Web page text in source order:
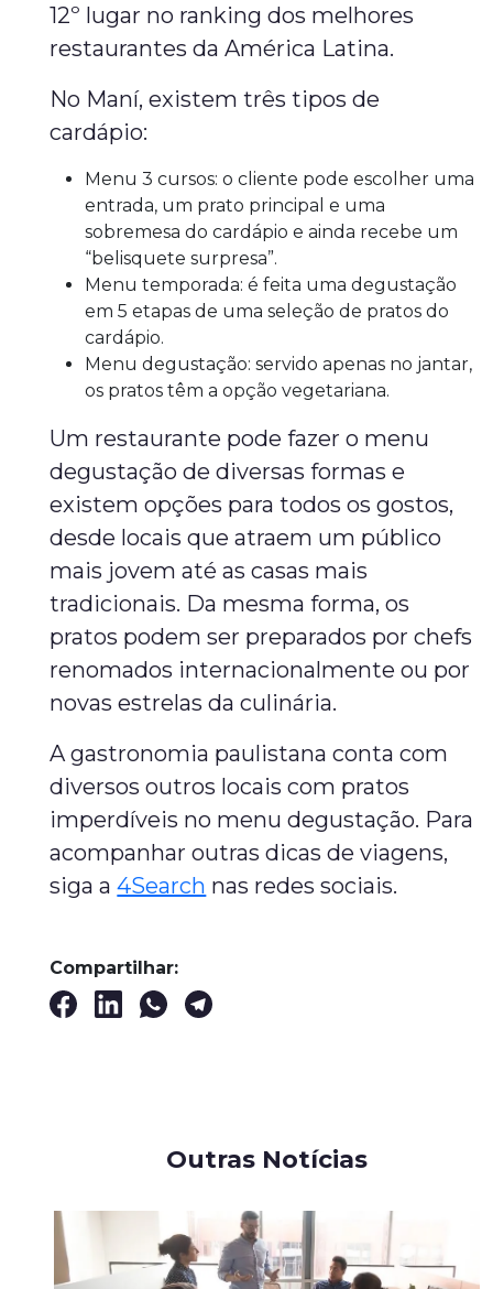
12º lugar no ranking dos melhores
restaurantes da América Latina.
No Maní, existem três tipos de
cardápio:
Menu 3 cursos: o cliente pode escolher uma
entrada, um prato principal e uma
sobremesa do cardápio e ainda recebe um
“belisquete surpresa”.
Menu temporada: é feita uma degustação
em 5 etapas de uma seleção de pratos do
cardápio.
Menu degustação: servido apenas no jantar,
os pratos têm a opção vegetariana.
Um restaurante pode fazer o menu
degustação de diversas formas e
existem opções para todos os gostos,
desde locais que atraem um público
mais jovem até as casas mais
tradicionais. Da mesma forma, os
pratos podem ser preparados por chefs
renomados internacionalmente ou por
novas estrelas da culinária.
A gastronomia paulistana conta com
diversos outros locais com pratos
imperdíveis no menu degustação. Para
acompanhar outras dicas de viagens,
siga a4Search nas redes sociais.
Compartilhar:
Outras Notícias